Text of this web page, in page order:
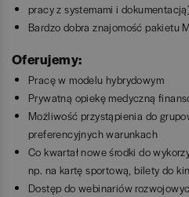
pracy z systemami i
Bardzo dobra znajomość pakietu
Oferujemy:
Pracę w modelu hybrydowym
Prywatną opiekę medyczną
Możliwość przystąpienia do
preferencyjnych warunkach
Co kwartał nowe środki do
np. na kartę sportową, bilety do
Dostęp do webinariów